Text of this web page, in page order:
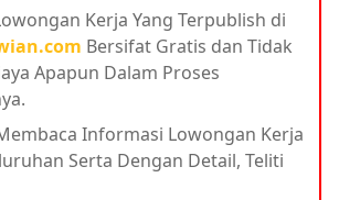
Kerja Yang Terpublish di
Bersifat Gratis dan Tidak
Apapun Dalam Proses
Informasi Lowongan Kerja
Serta Dengan Detail, Teliti